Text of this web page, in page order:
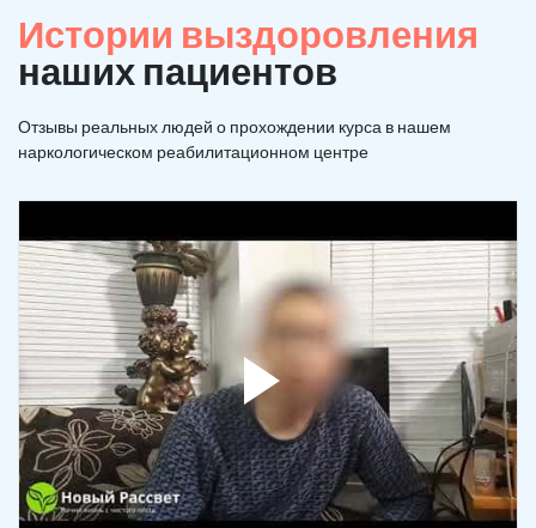
Истории выздоровления
наших пациентов
Отзывы реальных людей о прохождении курса в нашем
наркологическом реабилитационном центре